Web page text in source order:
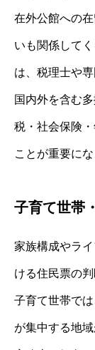
在外公館への
いも関係して
は、税理士や
国内外を含む
税・社会保険
ことが重要にな
子育て世帯
家族構成やラ
ける住民票の判
子育て世帯で
が集中する地